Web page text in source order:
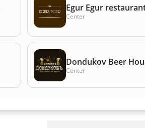
Egur Egur
Center
Dondukov Beer
Center